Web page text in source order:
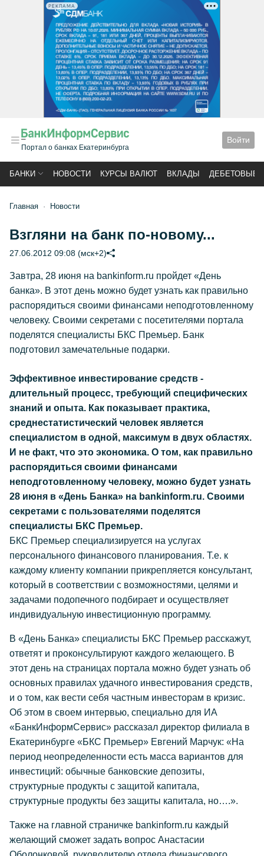
РЕКЛАМА
Портал о банках Екатеринбурга
Войти
БАНКИ НОВОСТИ КУРСЫ ВАЛЮТ ВКЛАДЫ ДЕБЕТОВЫЕ
Главная Новости
Взгляни на банк по-новому...
27.06.2012 09:08 (мск+2)
Завтра, 28 июня на bankinform.ru пройдет «День
банка». В этот день можно будет узнать как правильно
распорядиться своими финансами неподготовленному
человеку. Своими секретами с посетителями портала
поделятся специалисты БКС Премьер. Банк
подготовил замечательные подарки.
Эффективное инвестирование средств -
длительный процесс, требующий специфических
знаний и опыта. Как показывает практика,
среднестатистический человек является
специалистом в одной, максимум в двух областях.
И не факт, что это экономика. О том, как правильно
распорядиться своими финансами
неподготовленному человеку, можно будет узнать
28 июня в «День Банка» на bankinform.ru. Своими
секретами с пользователями поделятся
специалисты БКС Премьер.
БКС Премьер специализируется на услугах
персонального финансового планирования. Т.е. к
каждому клиенту компании прикрепляется консультант,
который в соответствии с возможностями, целями и
задачами подопечного подбирает и осуществляет
индивидуальную инвестиционную программу.
В «День Банка» специалисты БКС Премьер расскажут,
ответят и проконсультируют каждого желающего. В
этот день на страницах портала можно будет узнать об
основных правилах удачного инвестирования средств,
и о том, как вести себя частным инвесторам в кризис.
Об этом в своем интервью, специально для ИА
«БанкИнформСервис» рассказал директор филиала в
Екатеринбурге «БКС Премьер» Евгений Марчук: «На
период неопределенности есть масса вариантов для
инвестиций: обычные банковские депозиты,
структурные продукты с защитой капитала,
структурные продукты без защиты капитала, но….».
Также на главной страничке bankinform.ru каждый
желающий сможет задать вопрос Анастасии